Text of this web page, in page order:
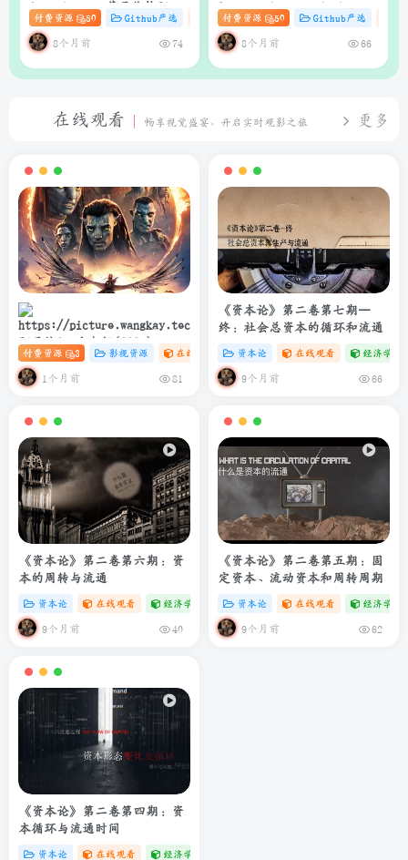
QuantAgent：基于价格驱动
的多智能体 LLM 高频交易分
析系统
付费资源 50 Github严选 杂货铺 # zibll # C # AI
8个月前 74
Stacks：Anna’s Archive
电子书快速下载的轻量级管
理器（支持Web界面与API）
付费资源 50 Github严选
8个月前 66
在线观看 畅享视觉盛宴，开启实时观影之旅 更多
阿凡达3：火与烬(2025)
4K+1080P 中英双字 夸克&度盘
&迅雷下载
付费资源 3 影视资源 在线观看 # 4K # 电影
1个月前 81
《资本论》第二卷第七期—
终：社会总资本的循环和流通
资本论 在线观看 经济学专
9个月前 66
《资本论》第二卷第六期：资
本的周转与流通
资本论 在线观看 经济学专题 # zibll # C
9个月前 40
《资本论》第二卷第五期：固
定资本、流动资本和周转周期
资本论 在线观看 经济学专
9个月前 62
《资本论》第二卷第四期：资
本循环与流通时间
资本论 在线观看 经济学专题